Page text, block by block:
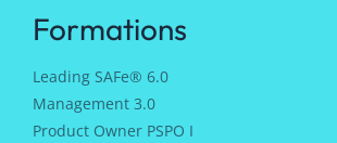
Formations
Leading SAFe® 6.0
Management 3.0
Product Owner PSPO I